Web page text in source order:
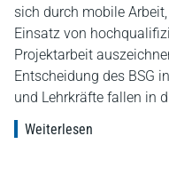
sich durch mobile
Einsatz von
Projektarbeit
Entscheidung des BSG
und Lehrkräfte fallen in
Weiterlesen